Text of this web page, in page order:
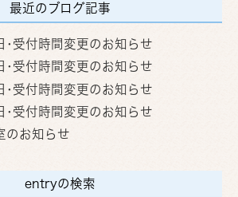
最近のブログ記事
･受付時間変更のお知らせ
･受付時間変更のお知らせ
･受付時間変更のお知らせ
･受付時間変更のお知らせ
のお知らせ
entryの検索